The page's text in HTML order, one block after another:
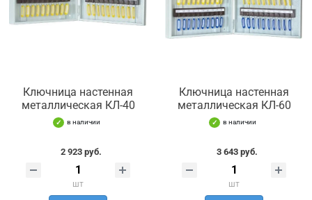
Ключница настенная
металлическая КЛ-40
в наличии
2 923 руб.
шт
Ключница настенная
металлическая КЛ-60
в наличии
3 643 руб.
шт